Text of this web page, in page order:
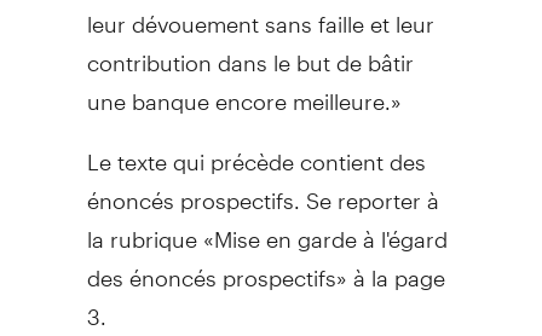
leur dévouement sans faille et leur
contribution dans le but de bâtir
une banque encore meilleure.»
Le texte qui précède contient des
énoncés prospectifs. Se reporter à
la rubrique «Mise en garde à l'égard
des énoncés prospectifs» à la page
3.